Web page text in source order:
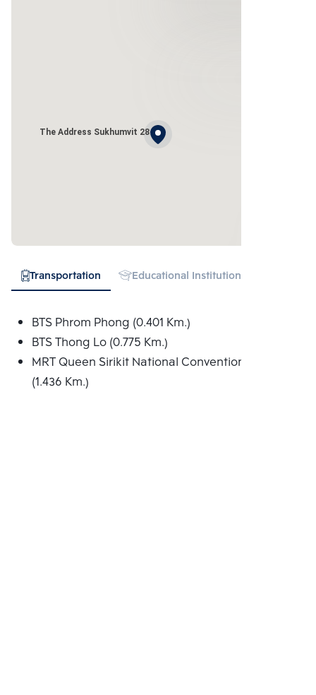
The Address Sukhumvit 28
Transportation Educational Institution
BTS Phrom Phong (0.401 Km.)
BTS Thong Lo (0.775 Km.)
MRT Queen Sirikit National Convention Centre
(1.436 Km.)